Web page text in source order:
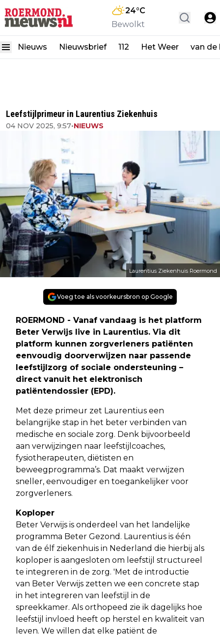
24°C
Bewolkt
Nieuws Nieuwsbrief 112 Het Weer van de
Leefstijlprimeur in Laurentius Ziekenhuis
04 NOV 2025, 9:57•NIEUWS
Laurentius Ziekenhuis Roermond
Voeg toe als voorkeursbron op Google
ROERMOND - Vanaf vandaag is het platform
Beter Verwijs live in Laurentius. Via dit
platform kunnen zorgverleners patiënten
eenvoudig doorverwijzen naar passende
leefstijlzorg of sociale ondersteuning –
direct vanuit het elektronisch
patiëntendossier (EPD).
Met deze primeur zet Laurentius een
belangrijke stap in het beter verbinden van
medische en sociale zorg. Denk bijvoorbeeld
aan verwijzingen naar leefstijlcoaches,
fysiotherapeuten, diëtisten en
beweegprogramma’s. Dat maakt verwijzen
sneller, eenvoudiger en toegankelijker voor
zorgverleners.
Koploper
Beter Verwijs is onderdeel van het landelijke
programma Beter Gezond. Laurentius is één
van de élf ziekenhuis in Nederland die hierbij als
koploper is aangesloten om leefstijl structureel
te integreren in de zorg. 'Met de introductie
van Beter Verwijs zetten we een concrete stap
in het integreren van leefstijl in de
spreekkamer. Als orthopeed zie ik dagelijks hoe
leefstijl invloed heeft op herstel en kwaliteit van
leven. We willen dat elke patiënt de